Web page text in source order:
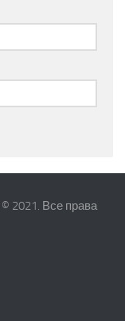
© 2021. Все права